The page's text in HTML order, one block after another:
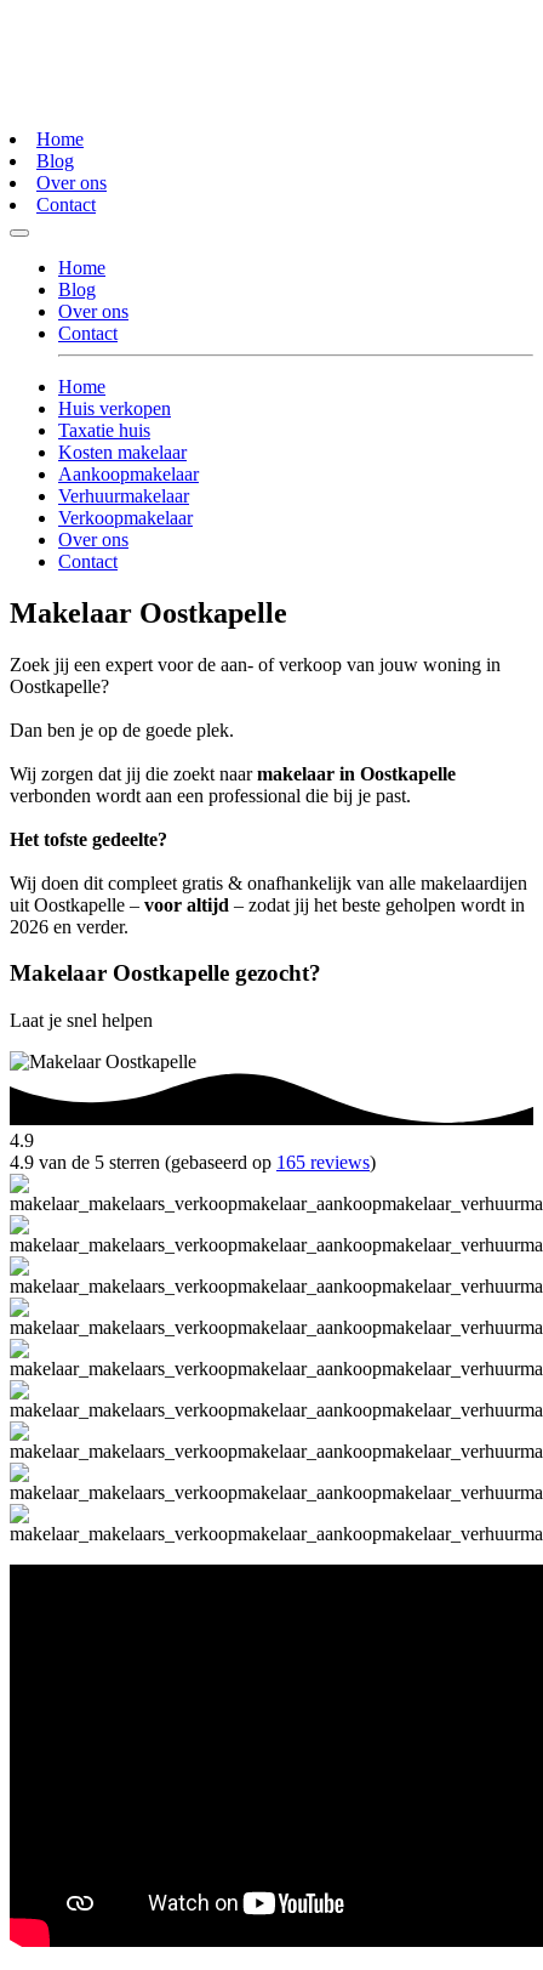
Home
Blog
Over ons
Contact
Home
Blog
Over ons
Contact
Home
Huis verkopen
Taxatie huis
Kosten makelaar
Aankoopmakelaar
Verhuurmakelaar
Verkoopmakelaar
Over ons
Contact
Makelaar Oostkapelle
Zoek jij een expert voor de aan- of verkoop van jouw woning in
Oostkapelle?
Dan ben je op de goede plek.
Wij zorgen dat jij die zoekt naarmakelaar in Oostkapelle
verbonden wordt aan een professional die bij je past.
Het tofste gedeelte?
Wij doen dit compleet gratis & onafhankelijk van alle makelaardijen
uit Oostkapelle – voor altijd – zodat jij het beste geholpen wordt in
2026 en verder.
Makelaar Oostkapelle gezocht?
Laat je snel helpen
4.9
4.9 van de 5 sterren (gebaseerd op 165 reviews)